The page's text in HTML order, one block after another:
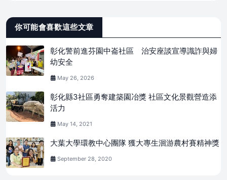
你可能會喜歡這些文章
彰化警前進芬園中崙社區 治安座談宣導識詐與婦
幼安全
May 26, 2026
彰化縣3社區勇奪建築園冶獎 社區文化景觀營造添
活力
May 14, 2021
大葉大學環教中心團隊 獲大專生洄游農村賽精神獎
September 28, 2020